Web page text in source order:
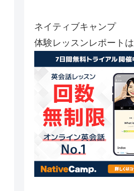
ネイティブキャンプ
体験レッスンレポートは